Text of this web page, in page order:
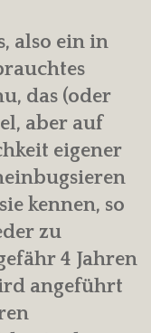
also ein in
das (oder
aber auf
eigener
kennen, so
zu
4 Jahren
angeführt